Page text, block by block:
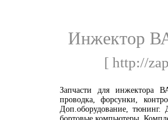
Инжектор
[ http://
Запчасти для инжектора
проводка, форсунки,
Доп.оборудование,